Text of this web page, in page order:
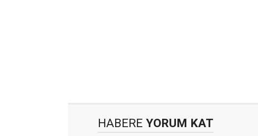
HABERE YORUM KAT